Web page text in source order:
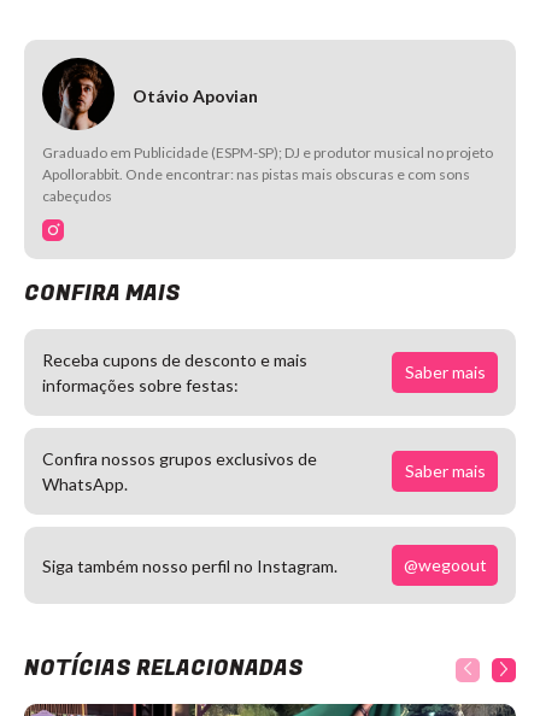
Otávio Apovian
Graduado em Publicidade (ESPM-SP); DJ e produtor musical no projeto
Apollorabbit. Onde encontrar: nas pistas mais obscuras e com sons
cabeçudos
CONFIRA MAIS
Receba cupons de desconto e mais
informações sobre festas:
Saber mais
Confira nossos grupos exclusivos de
WhatsApp.
Saber mais
Siga também nosso perfil no Instagram. @wegoout
NOTÍCIAS RELACIONADAS